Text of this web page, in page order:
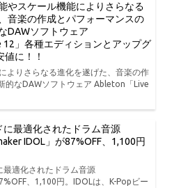
やスケール機能によりさらなる
音楽の作成とパフォーマンスの
DAWソフトウェア
」各種エディションとアップグ
値に！！
よりさらなる進化を遂げた、音楽の作
的なDAWソフトウェア Ableton「Live
に最適化されたドラム音源
IDOL」が87%OFF、1,100円
最適化されたドラム音源
、1,100円。IDOLは、K-Popビー